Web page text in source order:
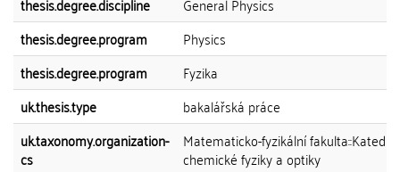
thesis.degree.program
Physics
thesis.degree.program
Fyzika
uk.thesis.type
bakalářská práce
uk.taxonomy.organization-
cs
Matematicko-fyzikální fakulta::Katedra
chemické fyziky a optiky